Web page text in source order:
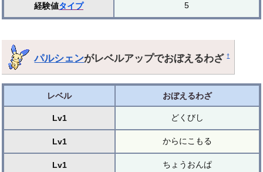
経験値タイプ 5
パルシェンがレベルアップでおぼえるわざ†
レベル おぼえるわざ
Lv1 どくびし
Lv1 からにこもる
Lv1 ちょうおんぱ